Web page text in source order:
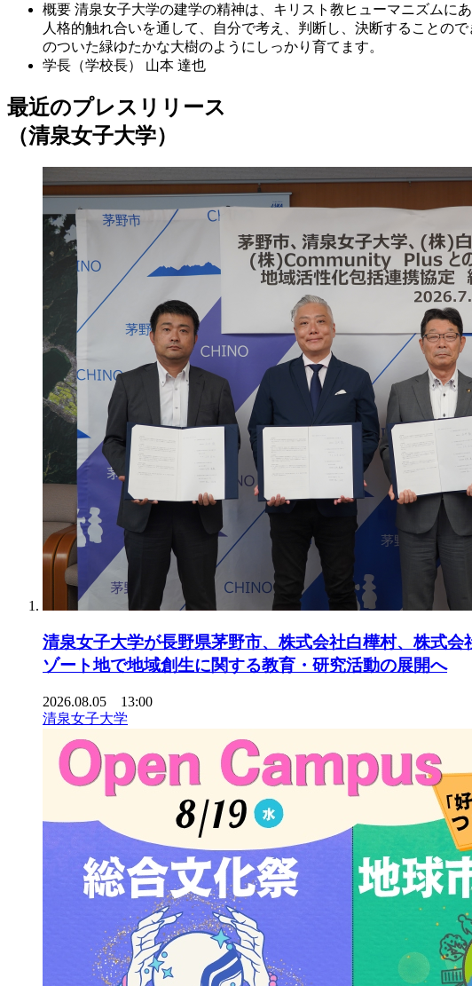
概要 清泉女子大学の建学の精神は、キリスト教ヒューマニズムに
人格的触れ合いを通して、自分で考え、判断し、決断することの
のついた緑ゆたかな大樹のようにしっかり育てます。
学長（学校長）
山本 達也
最近のプレスリリース
（清泉女子大学）
清泉女子大学が長野県茅野市、株式会社白樺村、株式
ゾート地で地域創生に関する教育・研究活動の展開へ
2026.08.05 13:00
清泉女子大学